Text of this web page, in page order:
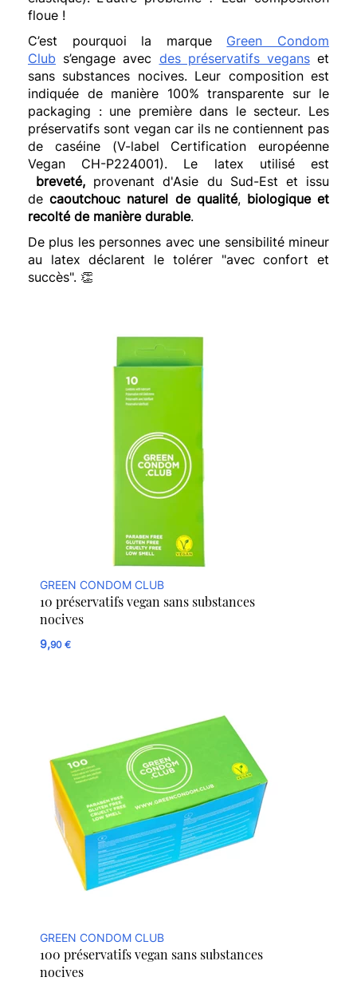
floue !
C’est pourquoi la marque Green Condom
Club s’engage avec des préservatifs veganset
sans substances nocives. Leur composition est
indiquée de manière 100% transparente sur le
packaging : une première dans le secteur. Les
préservatifs sont vegan car ils ne contiennent pas
de caséine (V-label Certification européenne
Vegan CH-P224001). Le latex utilisé est
breveté, provenant d'Asie du Sud-Est et issu
decaoutchouc naturel de qualité, biologique et
recolté de manière durable.
De plus les personnes avec une sensibilité mineur
au latex déclarent le tolérer "avec confort et
succès". 👏
GREEN CONDOM CLUB
10 préservatifs vegan sans substances
nocives
9,90 €
GREEN CONDOM CLUB
100 préservatifs vegan sans substances
nocives